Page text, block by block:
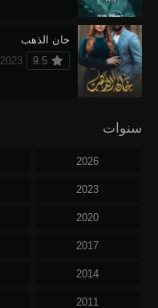
خان الذهب
9.5
2023
سنوات
2026
2023
2020
2017
2014
2011